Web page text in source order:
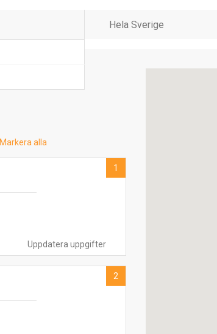
Markera alla
Uppdatera uppgifter
1
2